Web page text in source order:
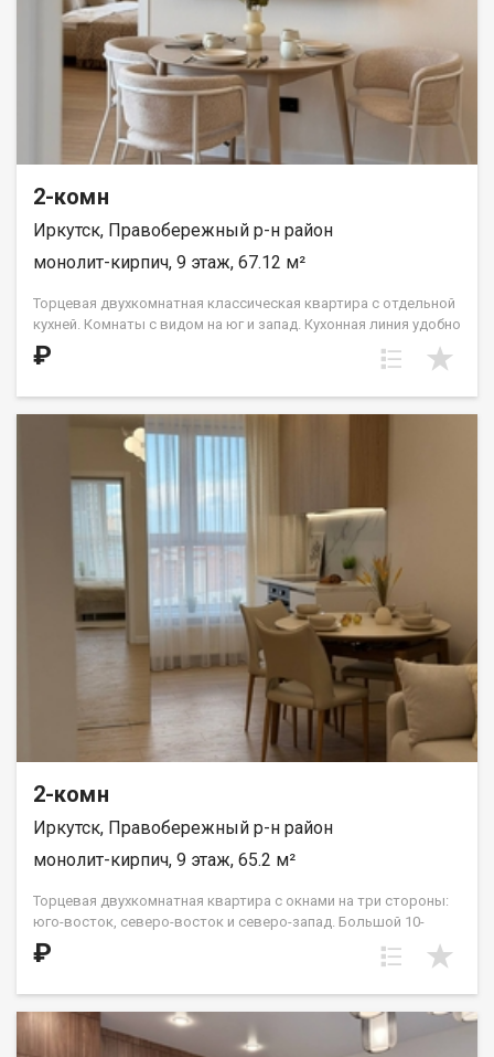
2-комн
Иркутск, Правобережный р-н район
монолит-кирпич, 9 этаж, 67.12 м²
Торцевая двухкомнатная классическая квартира с отдельной
кухней. Комнаты с видом на юг и запад. Кухонная линия удобно
располагается в нише, что позволит обустроить столовую
зону возле окна и наслаждаться солнечным светом. Спальни
шкафов-купе. Два санузла: гостевой и совмещенный. ООО СЗ
«ДЕСС-Инвест» (Группа строительных компаний «Восток
₽
2-комн
Иркутск, Правобережный р-н район
монолит-кирпич, 9 этаж, 65.2 м²
Торцевая двухкомнатная квартира с окнами на три стороны:
юго-восток, северо-восток и северо-запад. Большой 10-
метровый холл прекрасно вместит несколько шкафов-купе
для комфортной организации сезонных вещей. Жилые
хозяйский или оставить одним большим помещением. В этой
планировке на 15 и 16 этажах в южной спальне есть выход на
₽